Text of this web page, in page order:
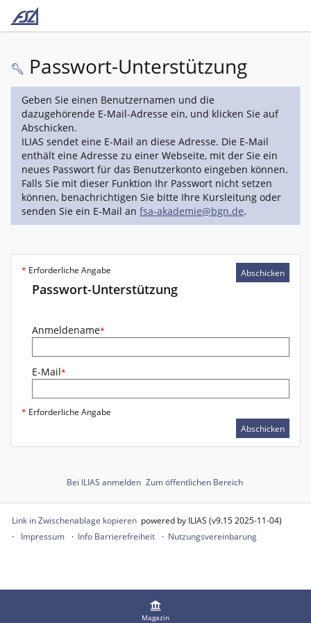
Magazin
Passwort-Unterstützung
Geben Sie einen Benutzernamen und die
dazugehörende E-Mail-Adresse ein, und klicken Sie auf
Abschicken.
ILIAS sendet eine E-Mail an diese Adresse. Die E-Mail
enthält eine Adresse zu einer Webseite, mit der Sie ein
neues Passwort für das Benutzerkonto eingeben können.
Falls Sie mit dieser Funktion Ihr Passwort nicht setzen
können, benachrichtigen Sie bitte Ihre Kursleitung oder
senden Sie ein E-Mail an fsa-akademie@bgn.de.
Abschicken
* Erforderliche Angabe
Passwort-Unterstützung
Anmeldename*
E-Mail*
* Erforderliche Angabe
Abschicken
Bei ILIAS anmelden Zum öffentlichen Bereich
Link in Zwischenablage kopieren powered by ILIAS (v9.15 2025-11-04)
Impressum
Info Barrierefreiheit Nutzungsvereinbarung